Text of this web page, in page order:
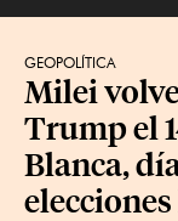
GEOPOLÍTICA
Milei
Trump el
Blanca,